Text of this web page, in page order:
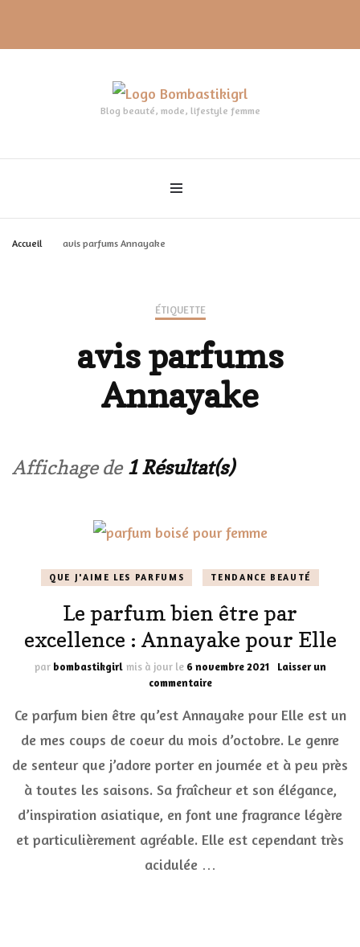
Blog beauté, mode, lifestyle femme
Accueil avis parfums Annayake
ÉTIQUETTE
avis parfums
Annayake
Affichage de 1 Résultat(s)
QUE J'AIME LES PARFUMS TENDANCE BEAUTÉ
Le parfum bien être par
excellence : Annayake pour Elle
par bombastikgirl mis à jour le 6 novembre 2021
Laisser un
commentairesur
parfum
être
par
:
Annayake
Elle
Ce parfum bien être qu’est Annayake pour Elle est un
de mes coups de coeur du mois d’octobre. Le genre
de senteur que j’adore porter en journée et à peu près
à toutes les saisons. Sa fraîcheur et son élégance,
d’inspiration asiatique, en font une fragrance légère
et particulièrement agréable. Elle est cependant très
acidulée …